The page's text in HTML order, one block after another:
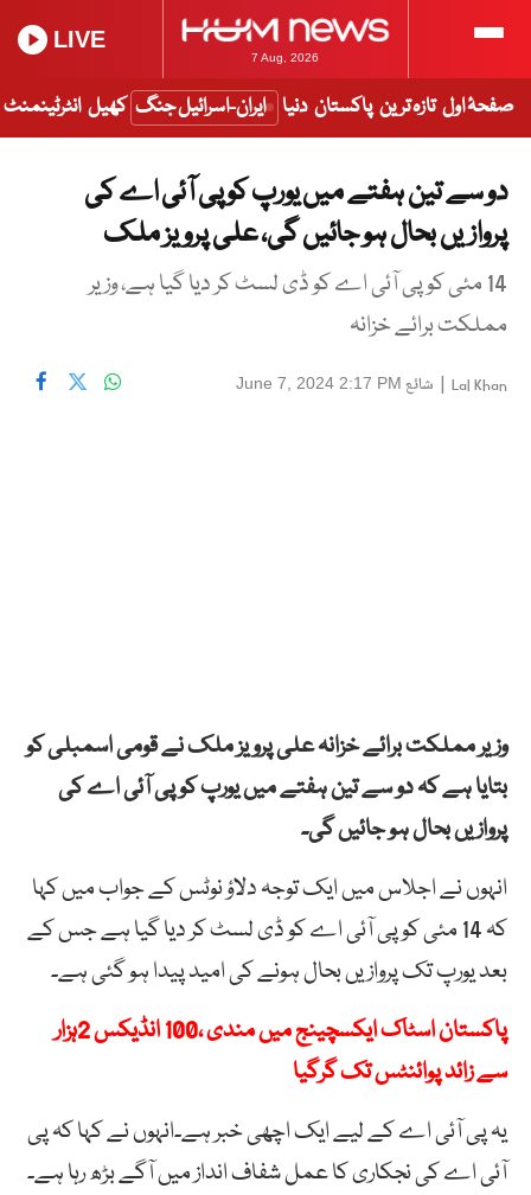
7 Aug, 2026
LIVE
صفحۂ اول تازہ ترین پاکستان دنیا ایران-اسرائیل جنگ کھیل انٹرٹینمنٹ
دو سے تین ہفتے میں یورپ کو پی آئی اے کی
پروازیں بحال ہو جائیں گی، علی پرویز ملک
14 مئی کو پی آئی اے کو ڈی لسٹ کر دیا گیا ہے، وزیر
مملکت برائے خزانہ
Lal Khan
| شائع June 7, 2024 2:17 PM
وزیر مملکت برائے خزانہ علی پرویز ملک نے قومی اسمبلی کو
بتایا ہے کہ دو سے تین ہفتے میں یورپ کو پی آئی اے کی
پروازیں بحال ہو جائیں گی۔
انہوں نے اجلاس میں ایک توجہ دلاؤ نوٹس کے جواب میں کہا
کہ 14 مئی کو پی آئی اے کو ڈی لسٹ کر دیا گیا ہے جس کے
بعد یورپ تک پروازیں بحال ہونے کی امید پیدا ہو گئی ہے۔
پاکستان اسٹاک ایکسچینج میں مندی ،100 انڈیکس 2ہزار
سے زائد پوائنٹس تک گرگیا
یہ پی آئی اے کے لیے ایک اچھی خبر ہے۔انہوں نے کہا کہ پی
آئی اے کی نجکاری کا عمل شفاف انداز میں آگے بڑھ رہا ہے۔